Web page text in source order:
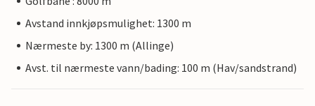
Avstand innkjøpsmulighet: 1300 m
Nærmeste by: 1300 m (Allinge)
Avst. til nærmeste vann/bading: 100 m (Hav/sandstrand)